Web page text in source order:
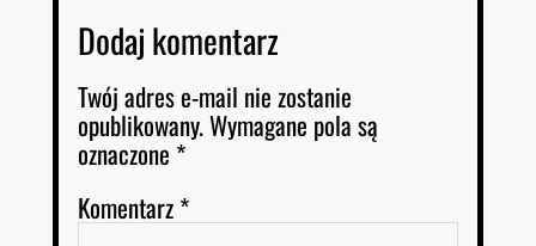
Dodaj komentarz
Twój adres e-mail nie zostanie
opublikowany.Wymagane pola są
oznaczone *
Komentarz*